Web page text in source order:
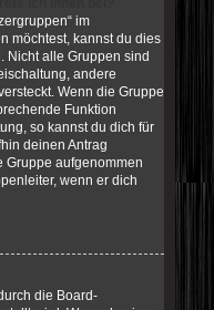
im
möchtest, kannst du dies
Nicht alle Gruppen sind
andere
Wenn die Gruppe
Funktion
so kannst du dich für
deinen Antrag
Gruppe aufgenommen
wenn er dich
die Board-